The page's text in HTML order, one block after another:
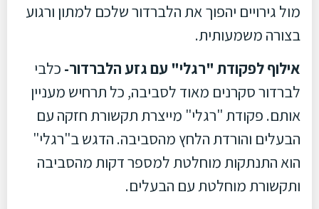
מול גירויים יהפוך את הלברדור שלכם למתון ורגוע
בצורה משמעותית.
אילוף לפקודת "רגלי" עם גזע הלברדור-כלבי
לברדור סקרנים מאוד לסביבה, כל תרחיש מעניין
אותם. פקודת "רגלי" מייצרת תקשורת חזקה עם
הבעלים והורדת הלחץ מהסביבה. הדגש ב"רגלי"
הוא התנתקות מוחלטת למספר דקות מהסביבה
ותקשורת מוחלטת עם הבעלים.